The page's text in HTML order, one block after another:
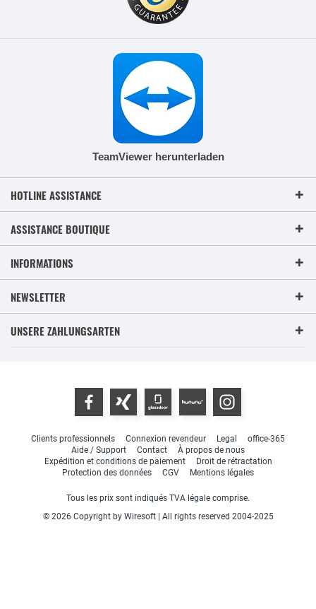
TeamViewer herunterladen
HOTLINE ASSISTANCE
ASSISTANCE BOUTIQUE
INFORMATIONS
NEWSLETTER
UNSERE ZAHLUNGSARTEN
Clients professionnels Connexion revendeur Legal
office-365
Aide / Support
Contact
À propos de nous
Expédition et conditions de paiement
Droit de rétractation
Protection des données
CGV Mentions légales
Tous les prix sont indiqués TVA légale comprise.
© 2026 Copyright by Wiresoft | All rights reserved 2004-2025